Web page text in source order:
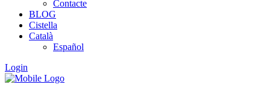
Contacte
BLOG
Cistella
Català
Español
Login